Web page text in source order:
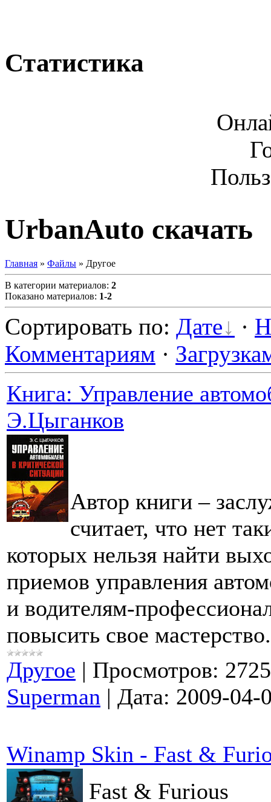
Статистика
UrbanAuto скачать
Главная » Файлы » Другое
В категории материалов: 2
Показано материалов: 1-2
Сортировать по: Дате ·
Комментариям ·
Книга: Управление
Э.Цыганков
Автор книги –
считает, что нет
которых нельзя найти
приемов управления
и
повысить свое мастерство.
Другое | Просмотров: 2725
Superman | Дата: 2009-04-
Winamp Skin - Fast &
Fast & Furious